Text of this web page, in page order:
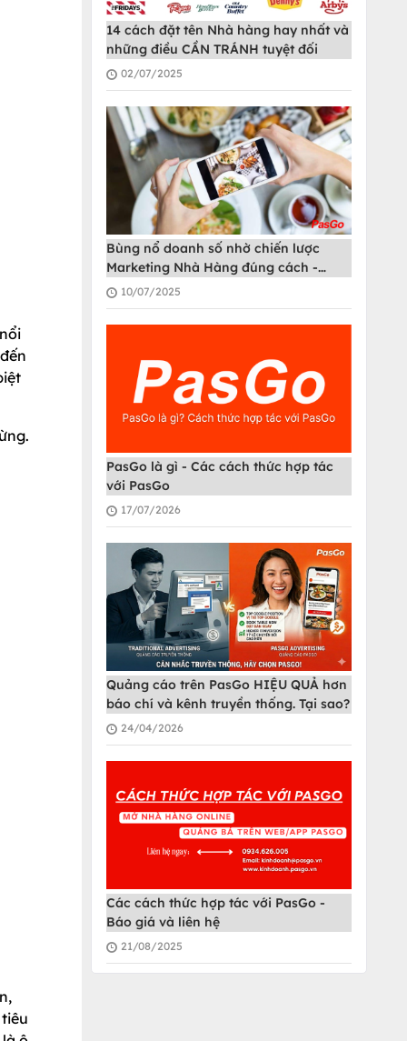
14 cách đặt tên Nhà hàng hay nhất và
những điều CẦN TRÁNH tuyệt đối
02/07/2025
Bùng nổ doanh số nhờ chiến lược
Marketing Nhà Hàng đúng cách -
PasGo
10/07/2025
PasGo là gì - Các cách thức hợp tác
với PasGo
17/07/2026
Quảng cáo trên PasGo HIỆU QUẢ hơn
báo chí và kênh truyền thống. Tại sao?
24/04/2026
Các cách thức hợp tác với PasGo -
Báo giá và liên hệ
21/08/2025